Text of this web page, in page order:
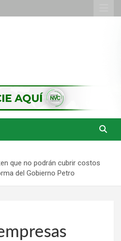
que no podrán cubrir costos
del Gobierno Petro